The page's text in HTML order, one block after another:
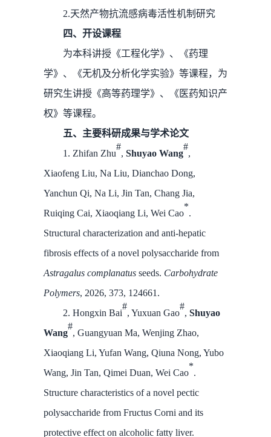
2.天然产物抗流感病毒活性机制研究
四、开设课程
为本科讲授《工程化学》、《药理
学》、《无机及分析化学实验》等课程，为
研究生讲授《高等药理学》、《医药知识产
权》等课程。
五、主要科研成果与学术论文
1. Zhifan Zhu
#
, Shuyao Wang
#
,
Xiaofeng Liu, Na Liu, Dianchao Dong,
Yanchun Qi, Na Li, Jin Tan, Chang Jia,
Ruiqing Cai, Xiaoqiang Li, Wei Cao
*
.
Structural characterization and anti-hepatic
fibrosis effects of a novel polysaccharide from
Astragalus complanatus seeds. Carbohydrate
Polymers, 2026, 373, 124661.
2. Hongxin Bai
#
, Yuxuan Gao
#
, Shuyao
Wang
#
, Guangyuan Ma, Wenjing Zhao,
Xiaoqiang Li, Yufan Wang, Qiuna Nong, Yubo
Wang, Jin Tan, Qimei Duan, Wei Cao
*
.
Structure characteristics of a novel pectic
polysaccharide from Fructus Corni and its
protective effect on alcoholic fatty liver.